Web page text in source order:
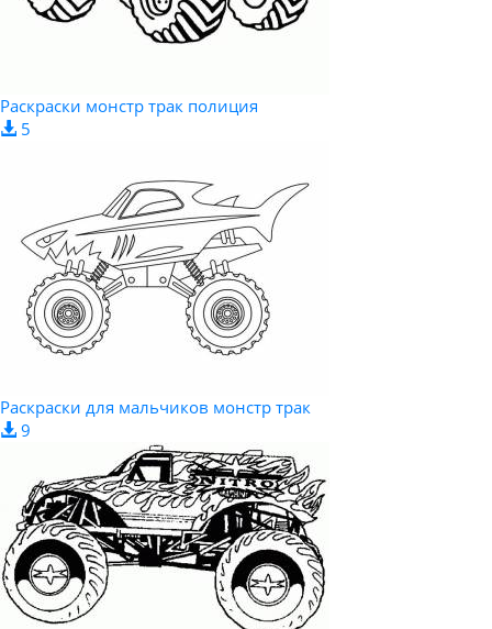
Раскраски монстр трак полиция
5
Раскраски для мальчиков монстр трак
9